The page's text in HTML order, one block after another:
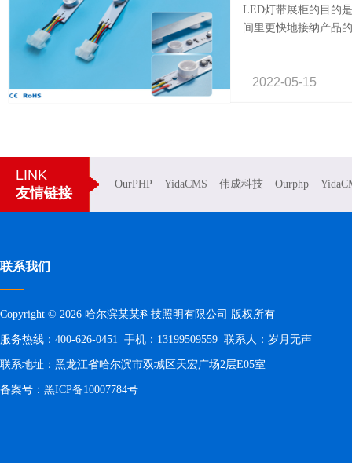
2022-05-15
LED灯带展柜的目的
间里更快地接纳产品
LINK
友情链接
OurPHP YidaCMS 伟成科技 Ourphp
联系我们
Copyright © 2026 哈尔滨某某科技照明有限公司 版权所有
服务热线：400-626-0451 手机：13199509559 联系人：岁月无声
联系地址：黑龙江省哈尔滨市双城区天宏广场2层E05室
备案号： 黑ICP备10007784号